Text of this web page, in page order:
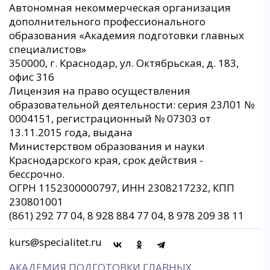
Автономная некоммерческая организация
дополнительного профессионального
образования «Академия подготовки главных
специалистов»
350000, г. Краснодар, ул. Октябрьская, д. 183,
офис 316
Лицензия на право осуществления
образовательной деятельности: серия 23Л01 №
0004151, регистрационный № 07303 от
13.11.2015 года, выдана
Министерством образования и науки
Краснодарского края, срок действия -
бессрочно.
ОГРН 1152300000797, ИНН 2308217232, КПП
230801001
(861) 292 77 04, 8 928 884 77 04, 8 978 209 38 11
kurs@specialitet.ru